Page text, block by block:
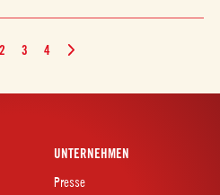
2 3 4
UNTERNEHMEN
Presse